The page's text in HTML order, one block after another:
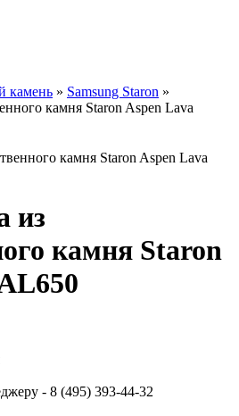
камень » Samsung Staron »
камня Staron Aspen Lava
из
камня Staron
- 8 (495) 393-44-32